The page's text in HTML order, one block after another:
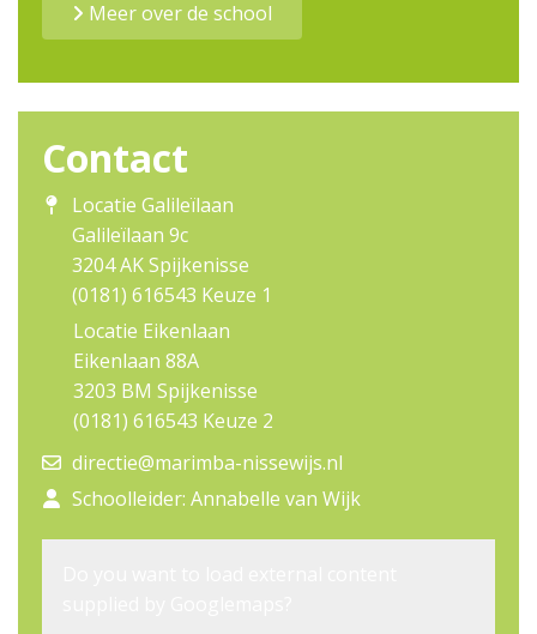
Meer over de school
Contact
Locatie Galileïlaan
Galileïlaan 9c
3204 AK Spijkenisse
(0181) 616543 Keuze 1
Locatie Eikenlaan
Eikenlaan 88A
3203 BM Spijkenisse
(0181) 616543 Keuze 2
directie@marimba-nissewijs.nl
Schoolleider: Annabelle van Wijk